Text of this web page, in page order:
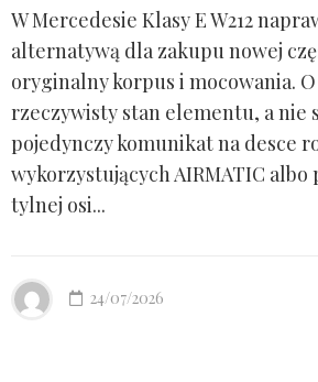
W Mercedesie Klasy E W212
alternatywą dla zakupu nowej
oryginalny korpus i mocowania.
rzeczywisty stan elementu, a nie
pojedynczy komunikat na desce
wykorzystujących AIRMATIC
tylnej osi...
24/07/2026